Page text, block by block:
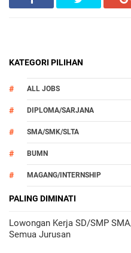
KATEGORI PILIHAN
ALL JOBS
DIPLOMA/SARJANA
SMA/SMK/SLTA
BUMN
MAGANG/INTERNSHIP
OTOMOTIF
PALING DIMINATI
Lowongan Kerja SD/SMP
Semua Jurusan